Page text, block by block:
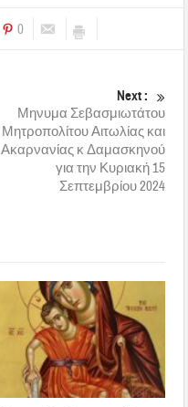
0
Next :
Μηνυμα Σεβασμιωτάτου
Μητροπολίτου Αιτωλίας και
Ακαρνανίας κ Δαμασκηνού
για την Κυριακή 15
Σεπτεμβρίου 2024